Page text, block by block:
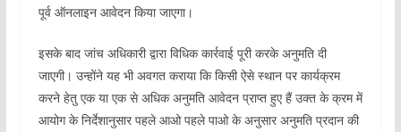
पूर्व ऑनलाइन आवेदन किया जाएगा।
इसके बाद जांच अधिकारी द्वारा विधिक कार्रवाई पूरी करके अनुमति दी
जाएगी। उन्होंने यह भी अवगत कराया कि किसी ऐसे स्थान पर कार्यक्रम
करने हेतु एक या एक से अधिक अनुमति आवेदन प्राप्त हुए हैं उक्त के क्रम में
आयोग के निर्देशानुसार पहले आओ पहले पाओ के अनुसार अनुमति प्रदान की